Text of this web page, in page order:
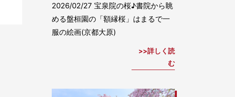
2026/02/27 宝泉院の桜♪書院から眺
める盤桓園の「額縁桜」はまるで一
服の絵画(京都大原)
詳しく読
む